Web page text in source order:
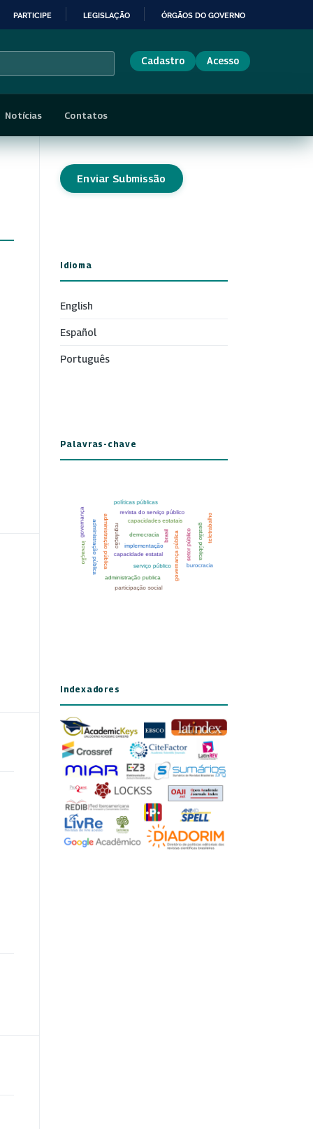
PARTICIPE LEGISLAÇÃO ÓRGÃOS DO GOVERNO
Cadastro Acesso
Notícias Contatos
Enviar Submissão
Idioma
English
Español
Português
Palavras-chave
Indexadores